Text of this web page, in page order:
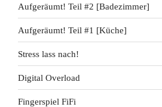
Aufgeräumt! Teil #2 [Badezimmer]
Aufgeräumt! Teil #1 [Küche]
Stress lass nach!
Digital Overload
Fingerspiel FiFi